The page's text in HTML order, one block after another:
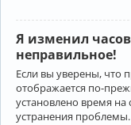
Я изменил
неправильное!
Если вы уверены, что
отображается по-
установлено время на
устранения проблемы.